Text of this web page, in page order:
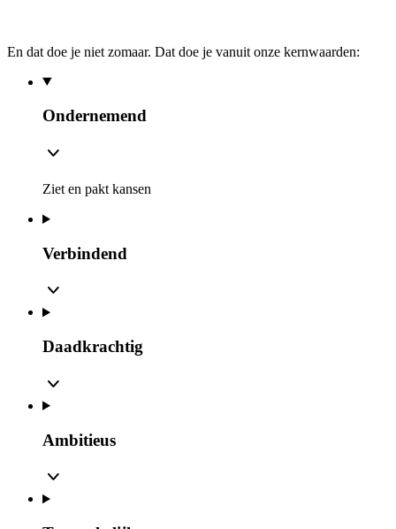
En dat doe je niet zomaar. Dat doe je vanuit onze kernwaarden:
Ondernemend
Ziet en pakt kansen
Verbindend
Daadkrachtig
Ambitieus